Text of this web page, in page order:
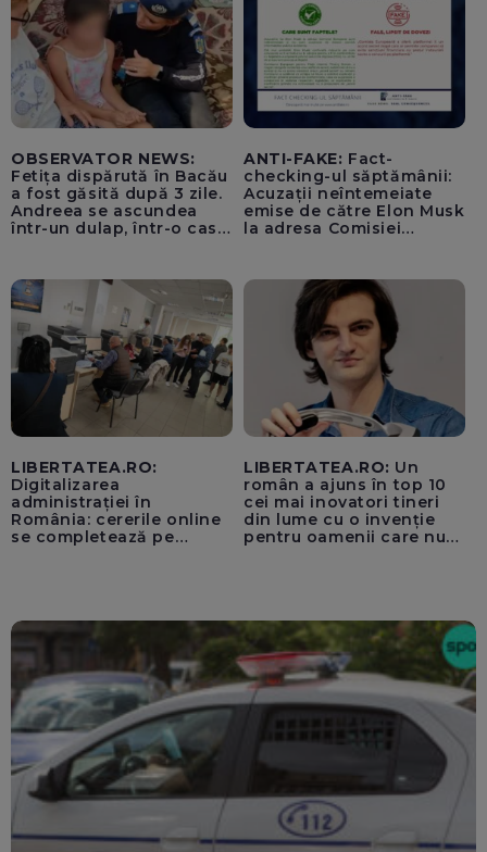
OBSERVATOR NEWS:
Fetița dispărută în Bacău
a fost găsită după 3 zile.
Andreea se ascundea
într-un dulap, într-o casă
ANTI-FAKE: Fact-
checking-ul săptămânii:
Acuzații neîntemeiate
emise de către Elon Musk
la adresa Comisiei
pentru instaurarea
„cenzurii” pe platforma X
LIBERTATEA.RO:
Digitalizarea
administrației în
România: cererile online
se completează pe
LIBERTATEA.RO: Un
român a ajuns în top 10
cei mai inovatori tineri
din lume cu o invenție
pentru oamenii care nu